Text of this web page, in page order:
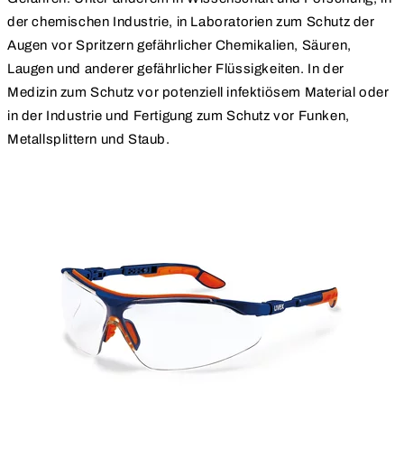
der chemischen Industrie, in Laboratorien zum Schutz der
Augen vor Spritzern gefährlicher Chemikalien, Säuren,
Laugen und anderer gefährlicher Flüssigkeiten. In der
Medizin zum Schutz vor potenziell infektiösem Material oder
in der Industrie und Fertigung zum Schutz vor Funken,
Metallsplittern und Staub.